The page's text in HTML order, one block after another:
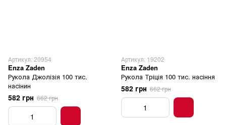
Артикул: 20954
Enza Zaden
Рукола Джолізія 100 тис.
насінин
582 грн 662 грн
Артикул: 19202
Enza Zaden
Рукола Тріція 100 тис. насіння
582 грн 662 грн